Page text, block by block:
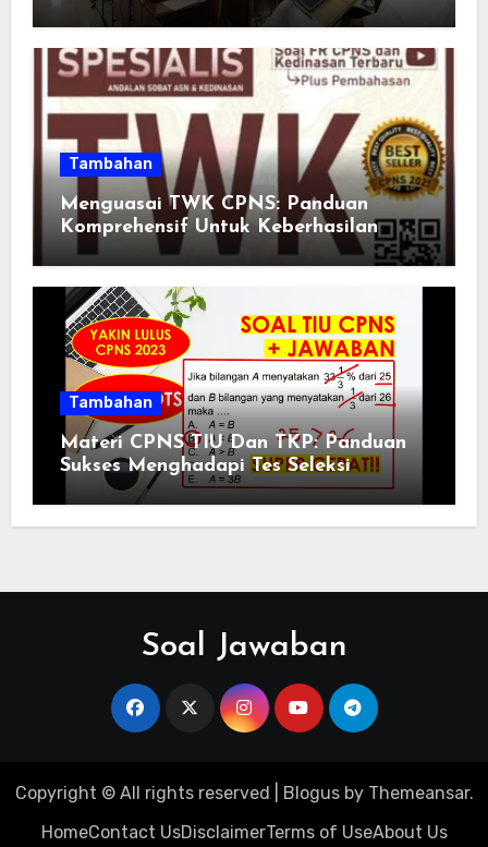
Tambahan
Menguasai TWK CPNS: Panduan
Komprehensif Untuk Keberhasilan
Tambahan
Materi CPNS TIU Dan TKP: Panduan
Sukses Menghadapi Tes Seleksi
Soal Jawaban
Copyright © All rights reserved Blogusby Themeansar.
HomeContact UsDisclaimerTerms of UseAbout Us